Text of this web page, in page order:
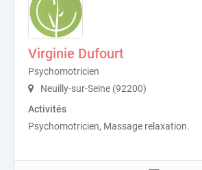
Virginie Dufourt
Psychomotricien
Neuilly-sur-Seine (92200)
Activités
Psychomotricien, Massage relaxation.